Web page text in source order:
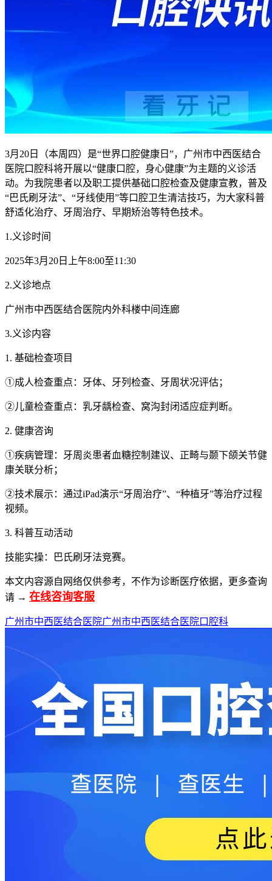
3月20日（本周四）是“世界口腔健康日”，广州市中西医结合
医院口腔科将开展以“健康口腔，身心健康”为主题的义诊活
动。为我院患者以及职工提供基础口腔检查及健康宣教，普及
“巴氏刷牙法”、“牙线使用”等口腔卫生清洁技巧，为大家科普
舒适化治疗、牙周治疗、早期矫治等特色技术。
1.义诊时间
2025年3月20日上午8:00至11:30
2.义诊地点
广州市中西医结合医院内外科楼中间连廊
3.义诊内容
1. 基础检查项目
①成人检查重点：牙体、牙列检查、牙周状况评估；
②儿童检查重点：乳牙龋检查、窝沟封闭适应症判断。
2. 健康咨询
①疾病管理：牙周炎患者血糖控制建议、正畸与颞下颌关节健
康关联分析；
②技术展示：通过iPad演示“牙周治疗”、“种植牙”等治疗过程
视频。
3. 科普互动活动
技能实操：巴氏刷牙法竞赛。
本文内容源自网络仅供参考，不作为诊断医疗依据，更多查询
请 → 在线咨询客服
广州市中西医结合医院广州市中西医结合医院口腔科